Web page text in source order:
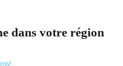
dans votre région